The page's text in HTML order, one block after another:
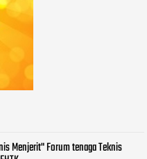
Menjerit" Forum tenaga Teknis